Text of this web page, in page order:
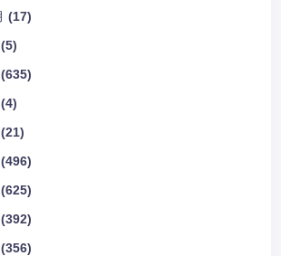
(17)
(5)
(635)
(4)
(21)
(496)
(625)
(392)
(356)